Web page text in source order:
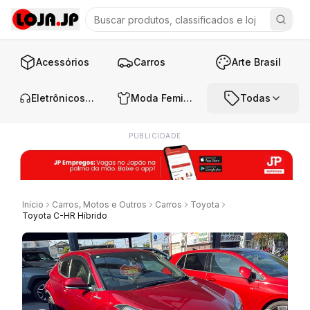
Acessórios Carros Arte Brasil
Eletrônicos e Áudio Moda Feminina Todas
PUBLICIDADE
Início Carros, Motos e Outros Carros
Toyota
Toyota C-HR Híbrido